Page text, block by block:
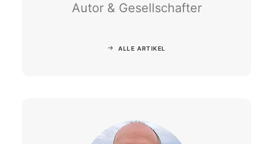
Autor & Gesellschafter
ALLE ARTIKEL